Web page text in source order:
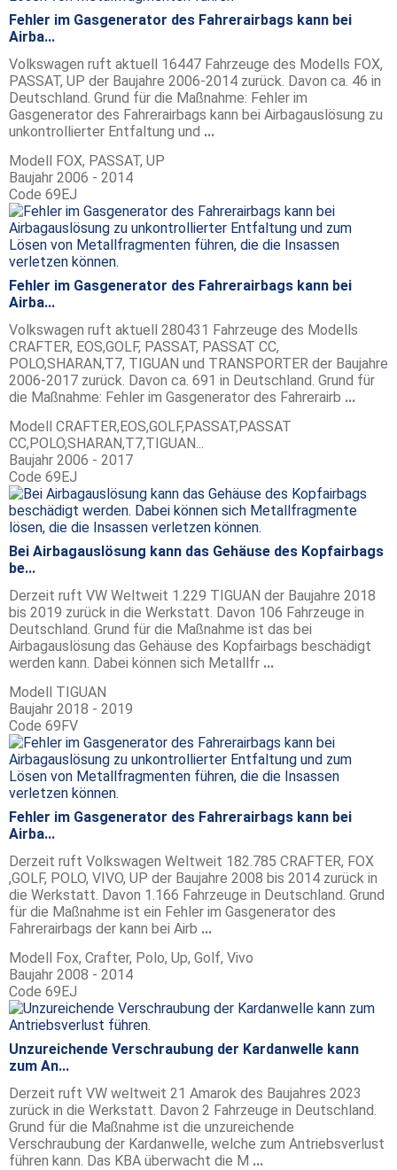
Fehler im Gasgenerator des Fahrerairbags kann bei
Airba...
Volkswagen ruft aktuell 16447 Fahrzeuge des Modells FOX,
PASSAT, UP der Baujahre 2006-2014 zurück. Davon ca. 46 in
Deutschland. Grund für die Maßnahme: Fehler im
Gasgenerator des Fahrerairbags kann bei Airbagauslösung zu
unkontrollierter Entfaltung und ...
Modell FOX, PASSAT, UP
Baujahr 2006 - 2014
Code 69EJ
Fehler im Gasgenerator des Fahrerairbags kann bei
Airba...
Volkswagen ruft aktuell 280431 Fahrzeuge des Modells
CRAFTER, EOS,GOLF, PASSAT, PASSAT CC,
POLO,SHARAN,T7, TIGUAN und TRANSPORTER der Baujahre
2006-2017 zurück. Davon ca. 691 in Deutschland. Grund für
die Maßnahme: Fehler im Gasgenerator des Fahrerairb ...
Modell CRAFTER,EOS,GOLF,PASSAT,PASSAT
CC,POLO,SHARAN,T7,TIGUAN...
Baujahr 2006 - 2017
Code 69EJ
Bei Airbagauslösung kann das Gehäuse des Kopfairbags
be...
Derzeit ruft VW Weltweit 1.229 TIGUAN der Baujahre 2018
bis 2019 zurück in die Werkstatt. Davon 106 Fahrzeuge in
Deutschland. Grund für die Maßnahme ist das bei
Airbagauslösung das Gehäuse des Kopfairbags beschädigt
werden kann. Dabei können sich Metallfr ...
Modell TIGUAN
Baujahr 2018 - 2019
Code 69FV
Fehler im Gasgenerator des Fahrerairbags kann bei
Airba...
Derzeit ruft Volkswagen Weltweit 182.785 CRAFTER, FOX
,GOLF, POLO, VIVO, UP der Baujahre 2008 bis 2014 zurück in
die Werkstatt. Davon 1.166 Fahrzeuge in Deutschland. Grund
für die Maßnahme ist ein Fehler im Gasgenerator des
Fahrerairbags der kann bei Airb ...
Modell Fox, Crafter, Polo, Up, Golf, Vivo
Baujahr 2008 - 2014
Code 69EJ
Unzureichende Verschraubung der Kardanwelle kann
zum An...
Derzeit ruft VW weltweit 21 Amarok des Baujahres 2023
zurück in die Werkstatt. Davon 2 Fahrzeuge in Deutschland.
Grund für die Maßnahme ist die unzureichende
Verschraubung der Kardanwelle, welche zum Antriebsverlust
führen kann. Das KBA überwacht die M ...